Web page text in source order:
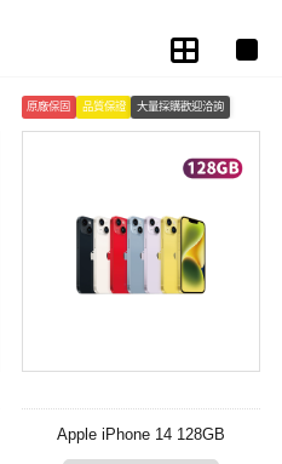
原廠保固 品質保證 大量採購歡迎洽詢
Apple iPhone 14 128GB